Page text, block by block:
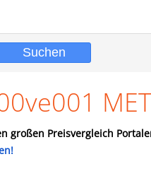
großen Preisvergleich